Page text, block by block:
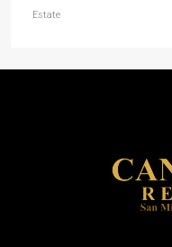
Estate